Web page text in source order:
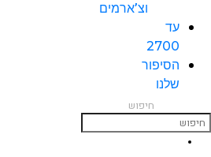
וצ’ארמים
עד
2700
הסיפור
שלנו
חיפוש